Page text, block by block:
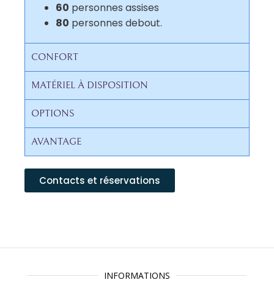
60 personnes assises
80 personnes debout.
CONFORT
MATÉRIEL À DISPOSITION
OPTIONS
AVANTAGE
Contacts et réservations
INFORMATIONS